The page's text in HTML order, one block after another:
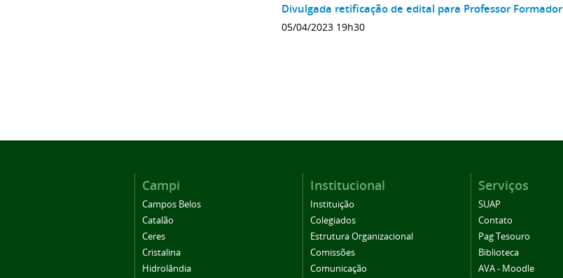
Divulgada retificação de edital para Professor Formador
05/04/2023 19h30
Campi
Campos Belos
Catalão
Ceres
Cristalina
Hidrolândia
Institucional
Instituição
Colegiados
Estrutura Organizacional
Comissões
Comunicação
Serviços
SUAP
Contato
Pag Tesouro
Biblioteca
AVA - Moodle